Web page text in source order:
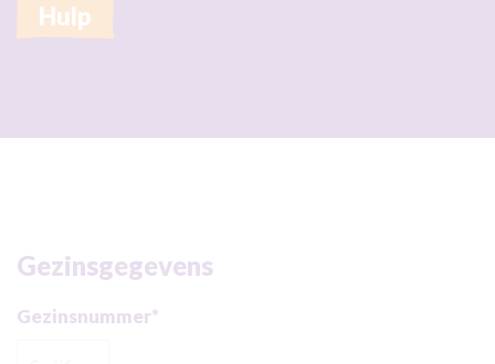
Hulp
Call
back
Gezinsgegevens
Gezinsnummer*